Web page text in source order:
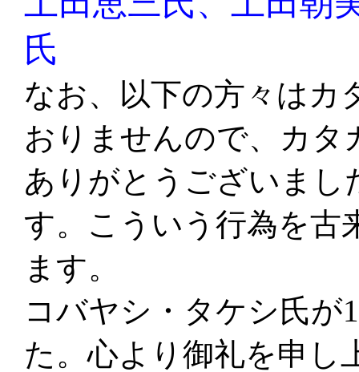
氏
なお、以下の方々はカ
おりませんので、カタ
ありがとうございまし
す。こういう行為を古
ます。
コバヤシ・タケシ氏が
た。心より御礼を申し